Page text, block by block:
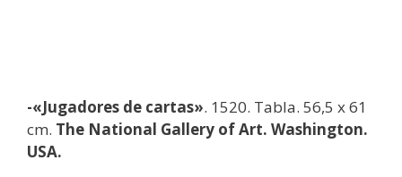
-«Jugadores de cartas». 1520. Tabla. 56,5 x 61
cm. The National Gallery of Art. Washington.
USA.